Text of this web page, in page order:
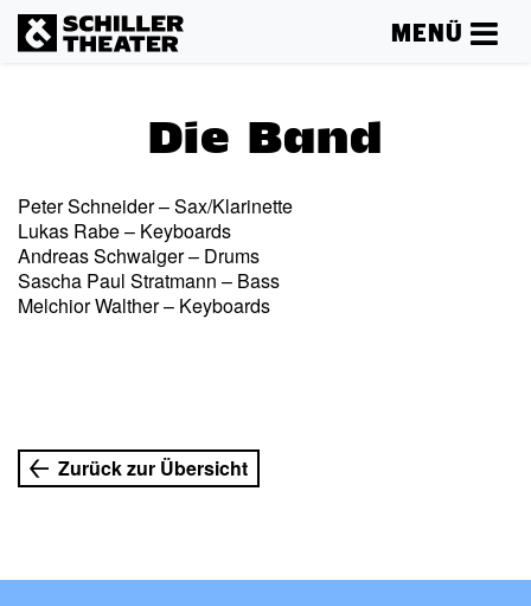
MENÜ
Die Band
Peter Schneider – Sax/Klarinette
Lukas Rabe – Keyboards
Andreas Schwaiger – Drums
Sascha Paul Stratmann – Bass
Melchior Walther – Keyboards
Zurück zur Übersicht